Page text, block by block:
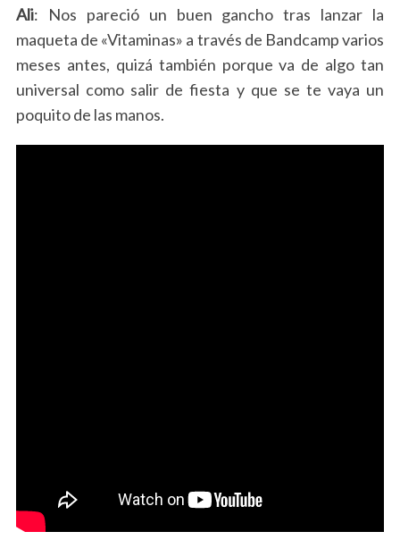
Ali: Nos pareció un buen gancho tras lanzar la
maqueta de «Vitaminas» a través de Bandcamp varios
meses antes, quizá también porque va de algo tan
universal como salir de fiesta y que se te vaya un
poquito de las manos.